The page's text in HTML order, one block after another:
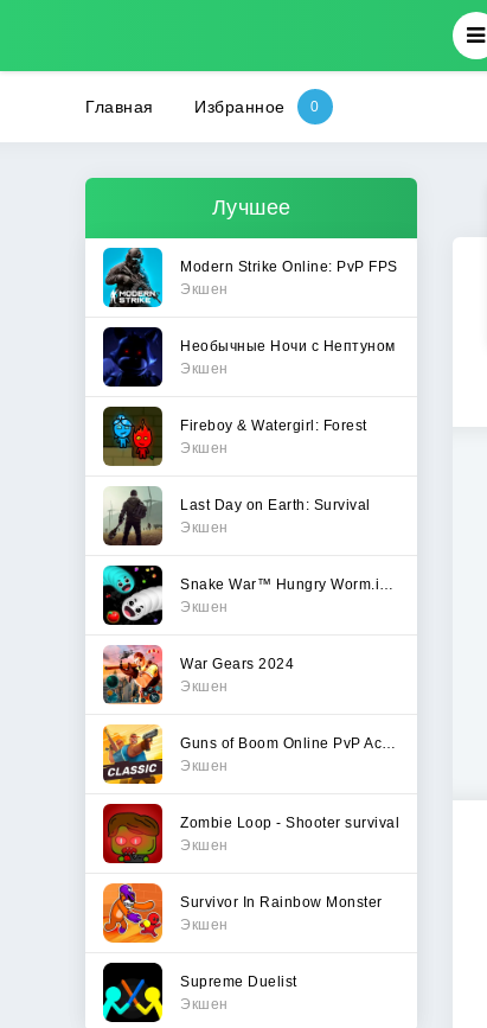
Главная Избранное
Лучшее
Modern Strike Online: PvP FPS
Экшен
Необычные Ночи с Нептуном
Экшен
Fireboy & Watergirl: Forest
Экшен
Last Day on Earth: Survival
Экшен
Экшен
War Gears 2024
Экшен
Экшен
Zombie Loop - Shooter survival
Экшен
Survivor In Rainbow Monster
Экшен
Supreme Duelist
Экшен